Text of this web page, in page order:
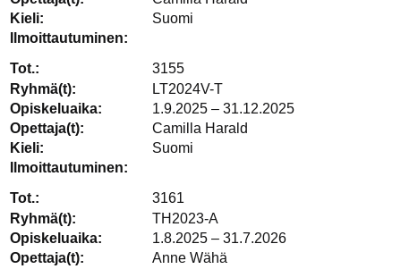
Suomi
3155
LT2024V-T
1.9.2025 – 31.12.2025
Camilla Harald
Suomi
3161
TH2023-A
1.8.2025 – 31.7.2026
Anne Wähä